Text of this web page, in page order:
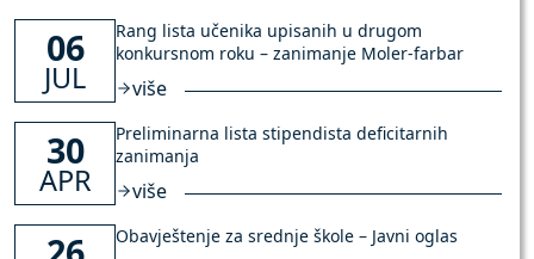
06
JUL
Rang lista učenika upisanih u drugom
konkursnom roku – zanimanje Moler-farbar
više
30
APR
Preliminarna lista stipendista deficitarnih
zanimanja
više
Obavještenje za srednje škole – Javni oglas